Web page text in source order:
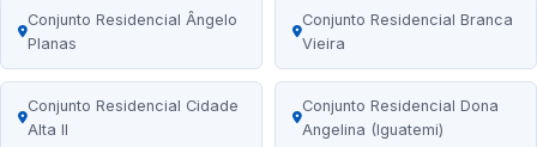
Conjunto Residencial Ângelo
Planas
Conjunto Residencial Branca
Vieira
Conjunto Residencial Cidade
Alta II
Conjunto Residencial Dona
Angelina (Iguatemi)